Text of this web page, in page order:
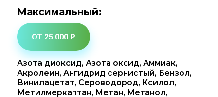
Максимальный:
ОТ 25 000 Р
Азота диоксид, Азота оксид, Аммиак,
Акролеин, Ангидрид сернистый, Бензол,
Винилацетат, Сероводород, Ксилол,
Метилмеркаптан, Метан, Метанол,